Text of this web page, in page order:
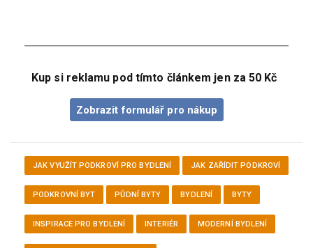
Kup si reklamu pod tímto článkem jen za 50 Kč
Zobrazit formulář pro nákup
JAK VYUŽÍT PODKROVÍ PRO BYDLENÍ JAK ZAŘÍDIT PODKROVÍ
PODKROVNÍ BYT PŮDNÍ BYTY BYDLENÍ BYTY
INSPIRACE PRO BYDLENÍ INTERIÉR MODERNÍ BYDLENÍ